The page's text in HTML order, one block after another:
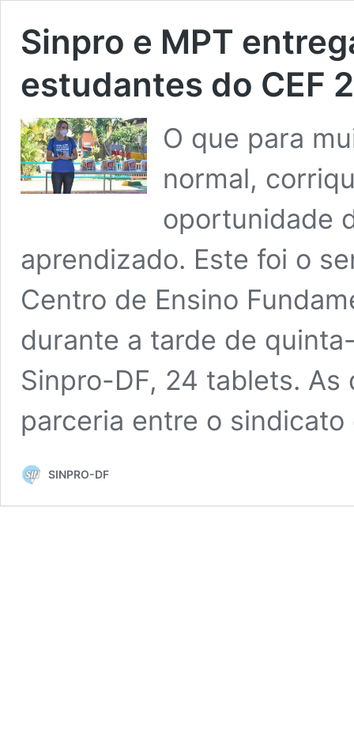
Sinpro e MPT
estudantes do CEF
O que para
normal,
oportunidade
aprendizado. Este foi o
Centro de Ensino
durante a tarde de
Sinpro-DF, 24 tablets.
parceria entre o
SINPRO-DF